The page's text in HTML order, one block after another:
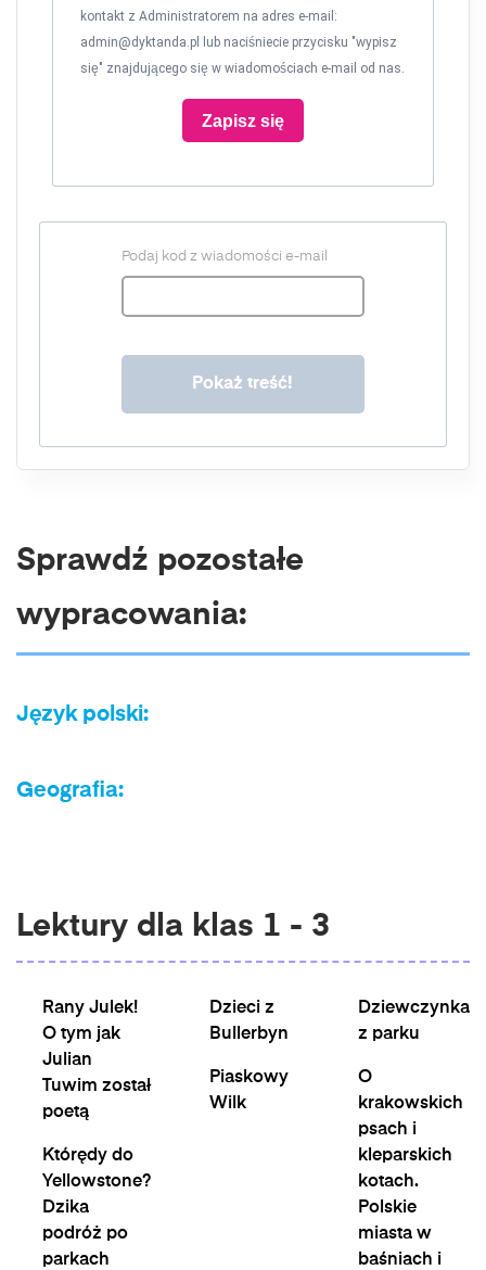
kontakt z Administratorem na adres e-mail:
admin@dyktanda.pl
lub naciśniecie przycisku "wypisz
się" znajdującego się w wiadomościach e-mail od nas.
Zapisz się
Podaj kod z wiadomości e-mail
Sprawdź pozostałe
wypracowania:
Język polski:
Geografia:
Lektury dla klas 1 - 3
Rany Julek!
O tym jak
Julian
Tuwim został
poetą
Którędy do
Yellowstone?
Dzika
podróż po
parkach
Dzieci z
Bullerbyn
Piaskowy
Wilk
Dziewczynka
z parku
O
krakowskich
psach i
kleparskich
kotach.
Polskie
miasta w
baśniach i